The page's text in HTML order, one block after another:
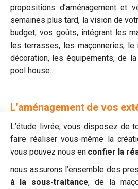
propositions d’aménagement et
semaines plus tard, la vision de
budget, vos goûts, intégrant les
les terrasses, les maçonneries, le
décoration, les équipements, de
pool house…
L’aménagement de vos
L’étude livrée, vous disposez de
faire réaliser vous-même la
vous pouvez nous en confier la
nous assurons l’ensemble des
à la sous-traitance, de la